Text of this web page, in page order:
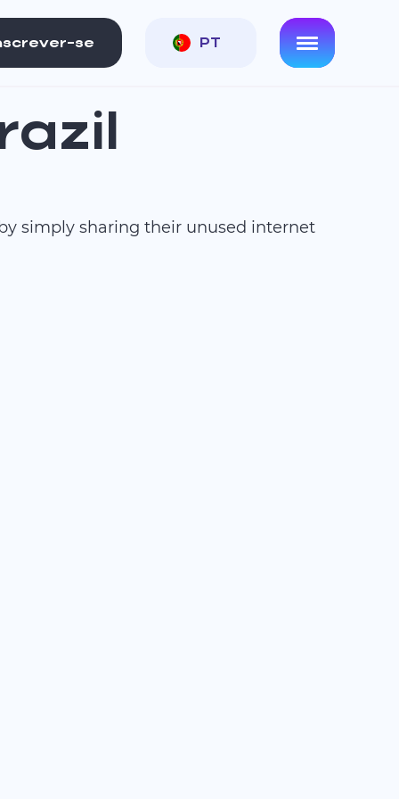
se PT
simply sharing their unused internet